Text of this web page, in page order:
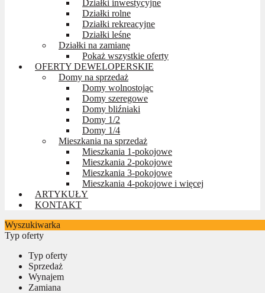
Działki inwestycyjne
Działki rolne
Działki rekreacyjne
Działki leśne
Działki na zamianę
Pokaż wszystkie oferty
OFERTY DEWELOPERSKIE
Domy na sprzedaż
Domy wolnostojąc
Domy szeregowe
Domy bliźniaki
Domy 1/2
Domy 1/4
Mieszkania na sprzedaż
Mieszkania 1-pokojowe
Mieszkania 2-pokojowe
Mieszkania 3-pokojowe
Mieszkania 4-pokojowe i więcej
ARTYKUŁY
KONTAKT
Wyszukiwarka
Typ oferty
Typ oferty
Sprzedaż
Wynajem
Zamiana